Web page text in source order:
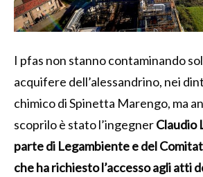
I pfas non stanno contaminando
acquifere dell’alessandrino, nei
chimico di Spinetta Marengo, ma
scoprilo è stato l’ingegnerClaudio
parte di Legambiente e del
che ha richiesto l’accesso agli atti